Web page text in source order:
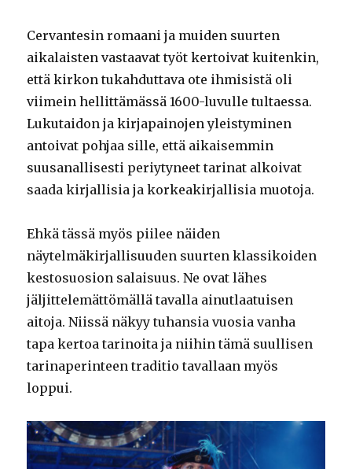
Cervantesin romaani ja muiden suurten
aikalaisten vastaavat työt kertoivat kuitenkin,
että kirkon tukahduttava ote ihmisistä oli
viimein hellittämässä 1600-luvulle tultaessa.
Lukutaidon ja kirjapainojen yleistyminen
antoivat pohjaa sille, että aikaisemmin
suusanallisesti periytyneet tarinat alkoivat
saada kirjallisia ja korkeakirjallisia muotoja.
Ehkä tässä myös piilee näiden
näytelmäkirjallisuuden suurten klassikoiden
kestosuosion salaisuus. Ne ovat lähes
jäljittelemättömällä tavalla ainutlaatuisen
aitoja. Niissä näkyy tuhansia vuosia vanha
tapa kertoa tarinoita ja niihin tämä suullisen
tarinaperinteen traditio tavallaan myös
loppui.